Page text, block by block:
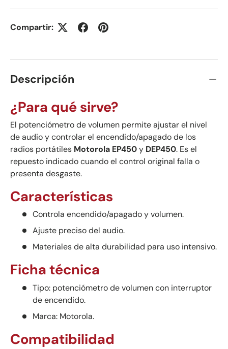
Compartir:
Descripción
¿Para qué sirve?
El potenciómetro de volumen permite ajustar el nivel
de audio y controlar el encendido/apagado de los
radios portátiles Motorola EP450y DEP450. Es el
repuesto indicado cuando el control original falla o
presenta desgaste.
Características
Controla encendido/apagado y volumen.
Ajuste preciso del audio.
Materiales de alta durabilidad para uso intensivo.
Ficha técnica
Tipo: potenciómetro de volumen con interruptor
de encendido.
Marca: Motorola.
Compatibilidad